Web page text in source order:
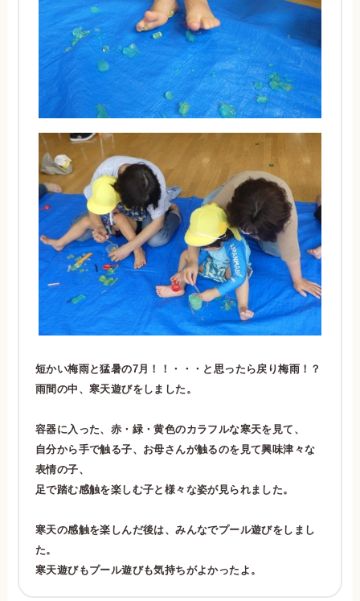
短かい梅雨と猛暑の7月！！・・・と思ったら戻り梅雨！？
雨間の中、寒天遊びをしました。
容器に入った、赤・緑・黄色のカラフルな寒天を見て、
自分から手で触る子、お母さんが触るのを見て興味津々な
表情の子、
足で踏む感触を楽しむ子と様々な姿が見られました。
寒天の感触を楽しんだ後は、みんなでプール遊びをしまし
た。
寒天遊びもプール遊びも気持ちがよかったよ。